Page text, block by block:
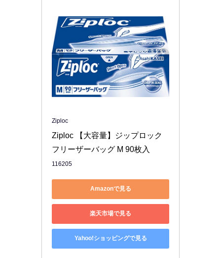
Ziploc
Ziploc 【大容量】ジップロック
フリーザーバッグ M 90枚入
116205
Amazonで見る
楽天市場で見る
Yahoo!ショッピングで見る